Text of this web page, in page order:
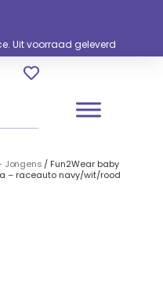
Uit voorraad geleverd
Jongens / Fun2Wear baby
– raceauto navy/wit/rood